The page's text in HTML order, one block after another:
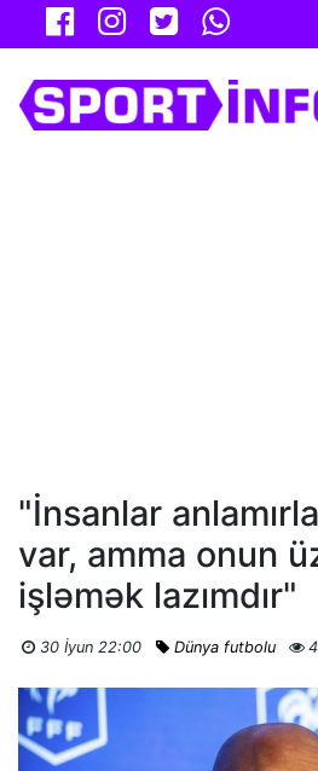
"İnsanlar
var, amma onun
işləmək lazımdır"
30 İyun 22:00 Dünya futbolu